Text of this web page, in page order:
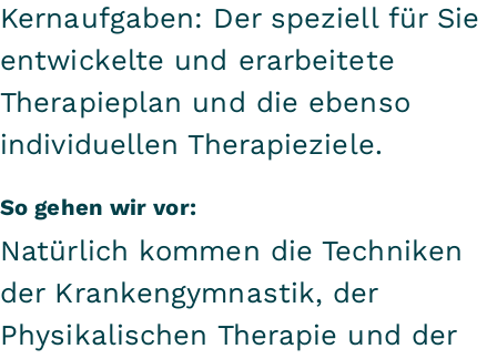
Kernaufgaben: Der speziell für Sie
entwickelte und erarbeitete
Therapieplan und die ebenso
individuellen Therapieziele.
So gehen wir vor:
Natürlich kommen die Techniken
der Krankengymnastik, der
Physikalischen Therapie und der